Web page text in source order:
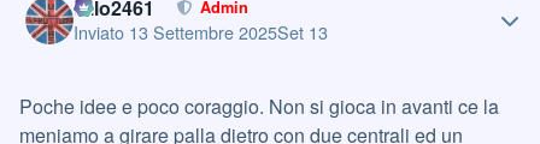
cillo2461 Admin
Inviato 13 Settembre 2025Set 13
Poche idee e poco coraggio. Non si gioca in avanti ce la
meniamo a girare palla dietro con due centrali ed un